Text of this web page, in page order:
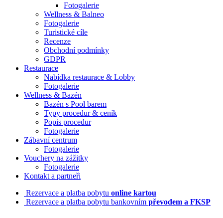
Fotogalerie
Wellness & Balneo
Fotogalerie
Turistické cíle
Recenze
Obchodní podmínky
GDPR
Restaurace
Nabídka restaurace & Lobby
Fotogalerie
Wellness & Bazén
Bazén s Pool barem
Typy procedur & ceník
Popis procedur
Fotogalerie
Zábavní centrum
Fotogalerie
Vouchery na zážitky
Fotogalerie
Kontakt a partneři
Rezervace a platba pobytu online kartou
Rezervace a platba pobytu bankovním převodem a FKSP